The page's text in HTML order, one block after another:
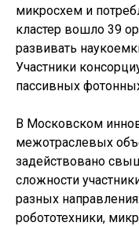
микросхем и
кластер вошло 39
развивать
Участники
пассивных
В Московском
межотраслевых
задействовано
сложности
разных
робототехники,